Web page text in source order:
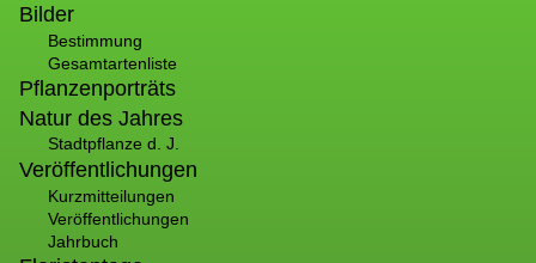
Bilder
Bestimmung
Gesamtartenliste
Pflanzenporträts
Natur des Jahres
Stadtpflanze d. J.
Veröffentlichungen
Kurzmitteilungen
Veröffentlichungen
Jahrbuch